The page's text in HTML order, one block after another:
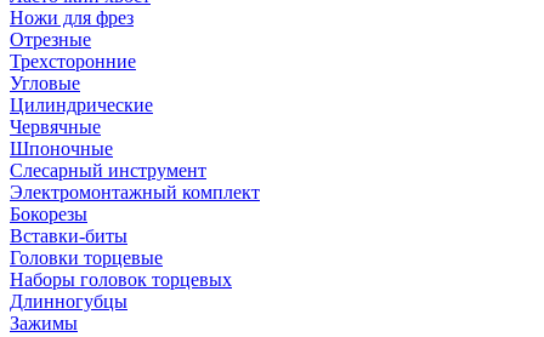
Ножи для фрез
Отрезные
Трехсторонние
Угловые
Цилиндрические
Червячные
Шпоночные
Слесарный инструмент
Электромонтажный комплект
Бокорезы
Вставки-биты
Головки торцевые
Наборы головок торцевых
Длинногубцы
Зажимы